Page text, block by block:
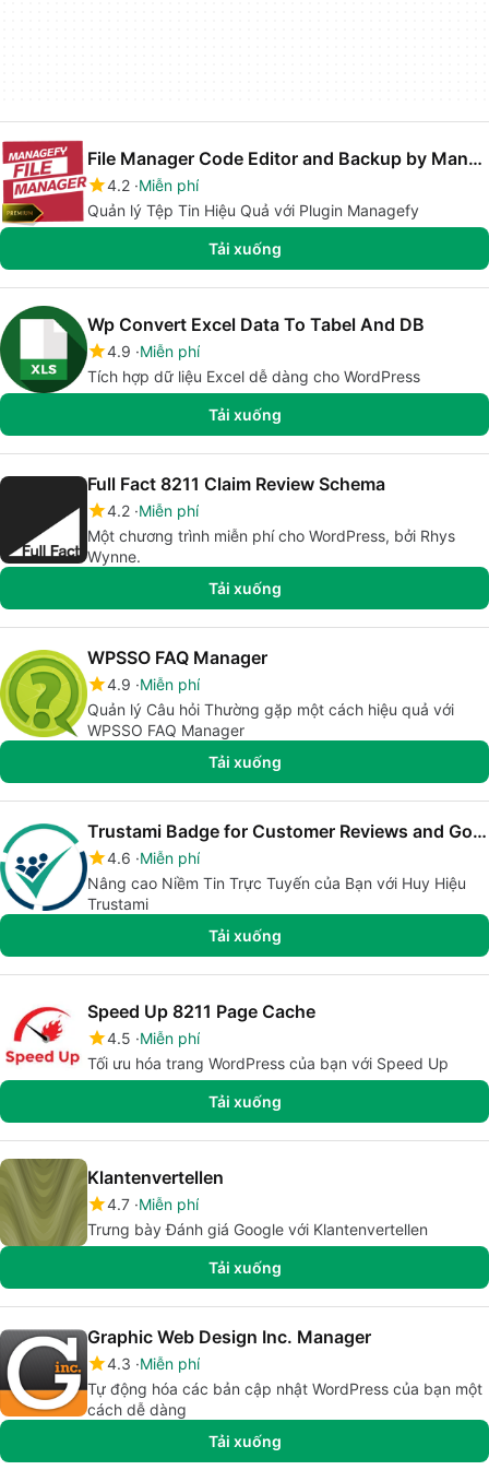
File Manager Code Editor and Backup by Managefy
4.2 Miễn phí
Quản lý Tệp Tin Hiệu Quả với Plugin Managefy
Tải xuống
Wp Convert Excel Data To Tabel And DB
4.9 Miễn phí
Tích hợp dữ liệu Excel dễ dàng cho WordPress
Tải xuống
Full Fact 8211 Claim Review Schema
4.2 Miễn phí
Một chương trình miễn phí cho WordPress, bởi Rhys
Wynne.
Tải xuống
WPSSO FAQ Manager
4.9 Miễn phí
Quản lý Câu hỏi Thường gặp một cách hiệu quả với
WPSSO FAQ Manager
Tải xuống
Trustami Badge for Customer Reviews and Google Stars
4.6 Miễn phí
Nâng cao Niềm Tin Trực Tuyến của Bạn với Huy Hiệu
Trustami
Tải xuống
Speed Up 8211 Page Cache
4.5 Miễn phí
Tối ưu hóa trang WordPress của bạn với Speed Up
Tải xuống
Klantenvertellen
4.7 Miễn phí
Trưng bày Đánh giá Google với Klantenvertellen
Tải xuống
Graphic Web Design Inc. Manager
4.3 Miễn phí
Tự động hóa các bản cập nhật WordPress của bạn một
cách dễ dàng
Tải xuống